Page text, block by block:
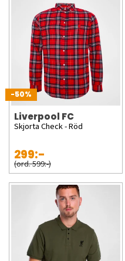
-50%
Liverpool FC
Skjorta Check - Röd
299:-
(ord. 599:-)